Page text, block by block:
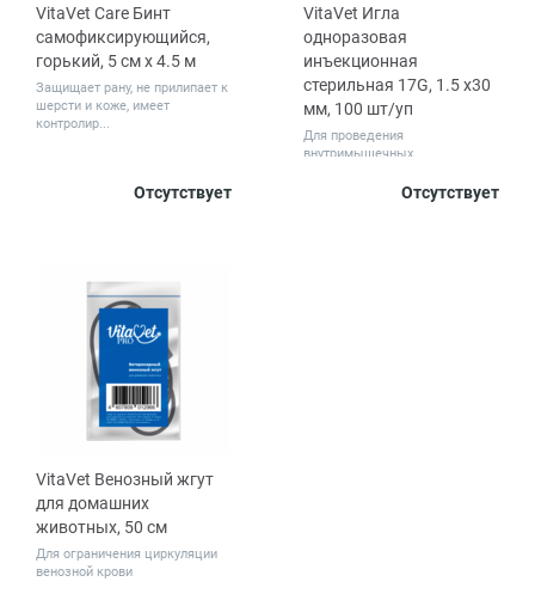
VitaVet Care Бинт
самофиксирующийся,
горький, 5 см х 4.5 м
Защищает рану, не прилипает к
шерсти и коже, имеет
контролир...
Отсутствует
Красный
VitaVet Игла
одноразовая
инъекционная
стерильная 17G, 1.5 х30
мм, 100 шт/уп
Для проведения
внутримышечных,
Отсутствует
VitaVet Венозный жгут
для домашних
животных, 50 см
Для ограничения циркуляции
венозной крови